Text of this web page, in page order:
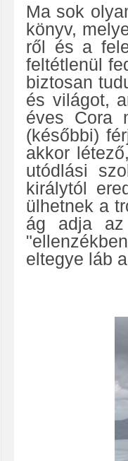
Ma sok
könyv,
ről és a
feltétlenül
biztosan
és világot,
éves Cora
(későbbi)
akkor
utódlási
királytól
ülhetnek a
ág adja
eltegye láb